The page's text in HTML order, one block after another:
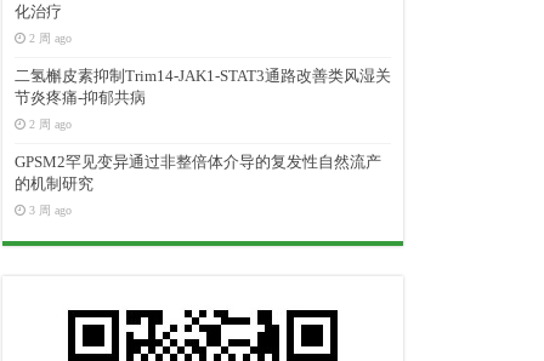
化治疗
2 周 ago
二氢槲皮素抑制Trim14-JAK1-STAT3通路改善类风湿关
节炎疼痛-抑郁共病
2 周 ago
GPSM2罕见变异通过非整倍体介导的复发性自然流产
的机制研究
3 周 ago